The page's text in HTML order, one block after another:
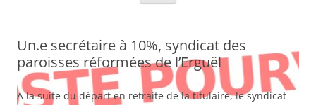
Un.e secrétaire à 10%, syndicat des
paroisses réformées de l’Erguël
A la suite du départ en retraite de la titulaire, le syndicat